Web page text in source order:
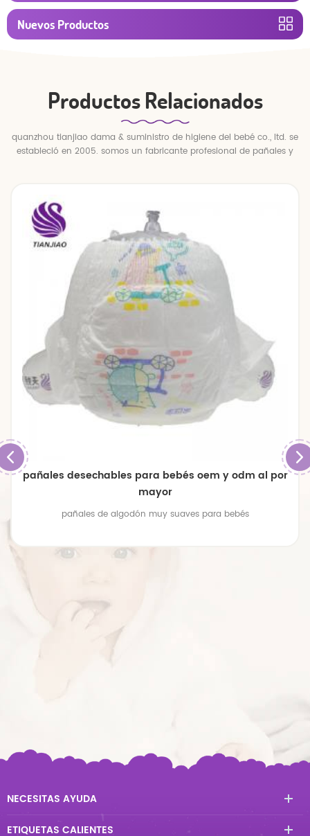
Nuevos Productos
Productos Relacionados
quanzhou tianjiao dama & suministro de higiene del bebé co., ltd. se
estableció en 2005. somos un fabricante profesional de pañales y
pañales desechables para bebés oem y odm al por
mayor
pañales de algodón muy suaves para bebés
NECESITAS AYUDA
ETIQUETAS CALIENTES